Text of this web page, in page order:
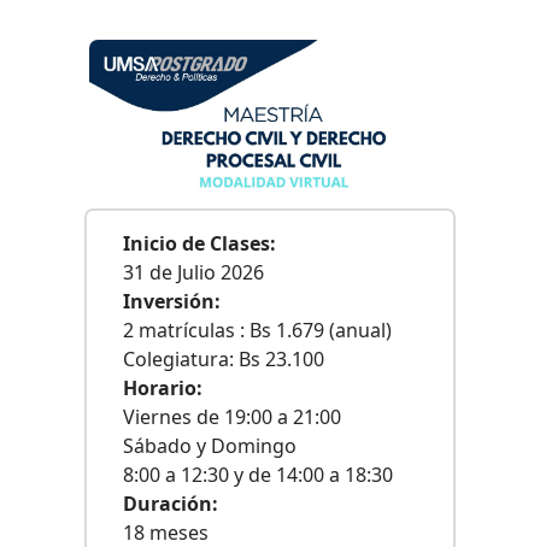
Inicio de Clases:
31 de Julio 2026
Inversión:
2 matrículas : Bs 1.679 (anual)
Colegiatura: Bs 23.100
Horario:
Viernes de 19:00 a 21:00
Sábado y Domingo
8:00 a 12:30 y de 14:00 a 18:30
Duración:
18 meses